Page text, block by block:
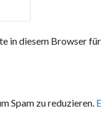
in diesem Browser
Spam zu reduzieren.